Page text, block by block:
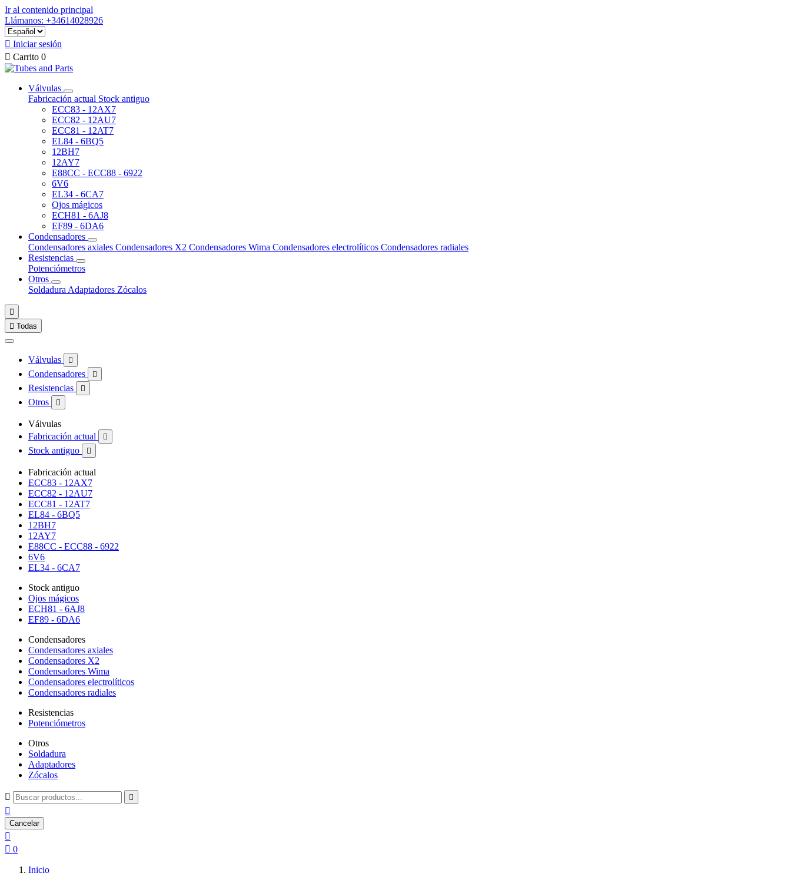
Ir al contenido principal
Llámanos: +34614028926
 Iniciar sesión
 Carrito 0
Válvulas
Fabricación actual Stock antiguo
ECC83 - 12AX7
ECC82 - 12AU7
ECC81 - 12AT7
EL84 - 6BQ5
12BH7
12AY7
E88CC - ECC88 - 6922
6V6
EL34 - 6CA7
Ojos mágicos
ECH81 - 6AJ8
EF89 - 6DA6
Condensadores
Condensadores axiales Condensadores X2 Condensadores Wima Condensadores electrolíticos Condensadores radiales
Resistencias
Potenciómetros
Otros
Soldadura Adaptadores Zócalos

 Todas
Válvulas 
Condensadores 
Resistencias 
Otros 
Válvulas
Fabricación actual

Stock antiguo 
Fabricación actual
ECC83 - 12AX7
ECC82 - 12AU7
ECC81 - 12AT7
EL84 - 6BQ5
12BH7
12AY7
E88CC - ECC88 - 6922
6V6
EL34 - 6CA7
Stock antiguo
Ojos mágicos
ECH81 - 6AJ8
EF89 - 6DA6
Condensadores
Condensadores axiales
Condensadores X2
Condensadores Wima
Condensadores electrolíticos
Condensadores radiales
Resistencias
Potenciómetros
Otros
Soldadura
Adaptadores
Zócalos
 

Cancelar

 0
Inicio